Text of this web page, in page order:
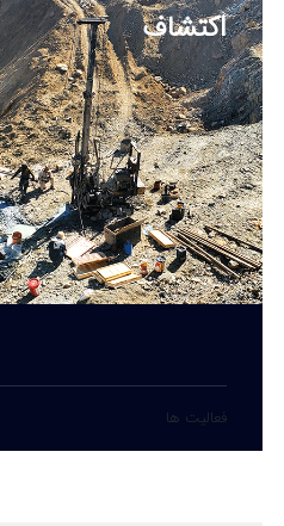
اکتشاف
فعالیت ها